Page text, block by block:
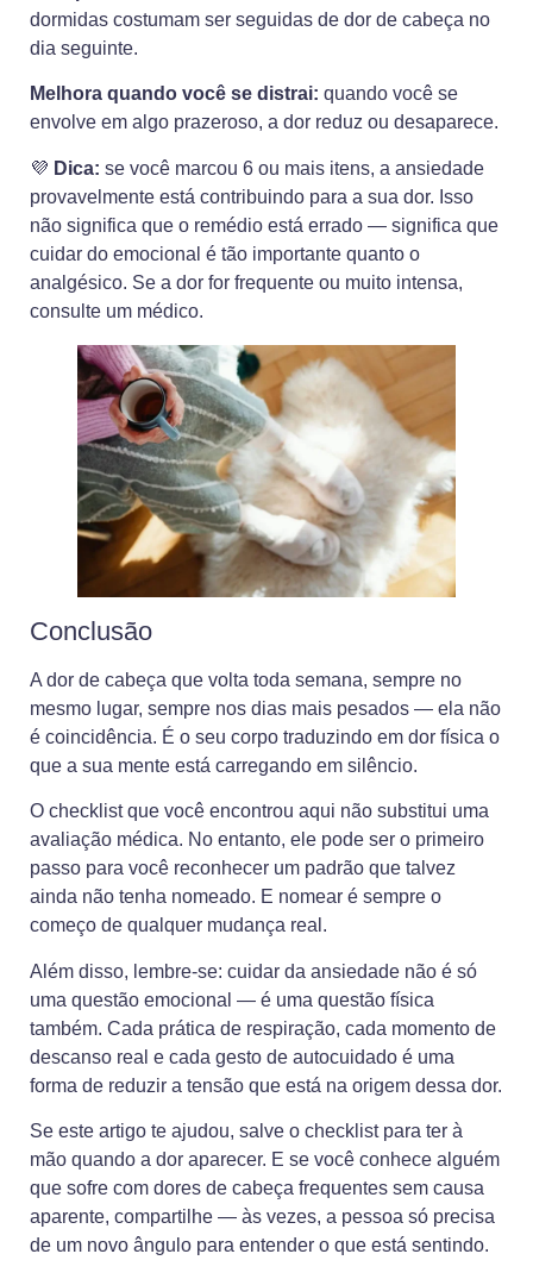
dormidas costumam ser seguidas de dor de cabeça no
dia seguinte.
Melhora quando você se distrai: quando você se
envolve em algo prazeroso, a dor reduz ou desaparece.
💜 Dica: se você marcou 6 ou mais itens, a ansiedade
provavelmente está contribuindo para a sua dor. Isso
não significa que o remédio está errado — significa que
cuidar do emocional é tão importante quanto o
analgésico. Se a dor for frequente ou muito intensa,
consulte um médico.
Conclusão
A dor de cabeça que volta toda semana, sempre no
mesmo lugar, sempre nos dias mais pesados — ela não
é coincidência. É o seu corpo traduzindo em dor física o
que a sua mente está carregando em silêncio.
O checklist que você encontrou aqui não substitui uma
avaliação médica. No entanto, ele pode ser o primeiro
passo para você reconhecer um padrão que talvez
ainda não tenha nomeado. E nomear é sempre o
começo de qualquer mudança real.
Além disso, lembre-se: cuidar da ansiedade não é só
uma questão emocional — é uma questão física
também. Cada prática de respiração, cada momento de
descanso real e cada gesto de autocuidado é uma
forma de reduzir a tensão que está na origem dessa dor.
Se este artigo te ajudou, salve o checklist para ter à
mão quando a dor aparecer. E se você conhece alguém
que sofre com dores de cabeça frequentes sem causa
aparente, compartilhe — às vezes, a pessoa só precisa
de um novo ângulo para entender o que está sentindo.